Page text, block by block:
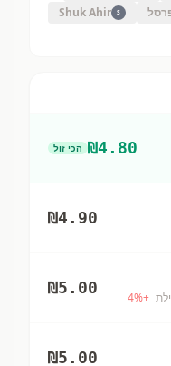
S
Shuk Ahir
₪4.80 הכי זול
₪4.90
+
4%
₪5.00
₪5.00